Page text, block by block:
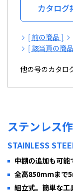
カタログ
[ 前の商品 ]
[ 該当頁の商
他の号のカタロ
ステンレス
STAINLESS
中棚の追加も可能
全高850mmまで
組立式。簡単な工